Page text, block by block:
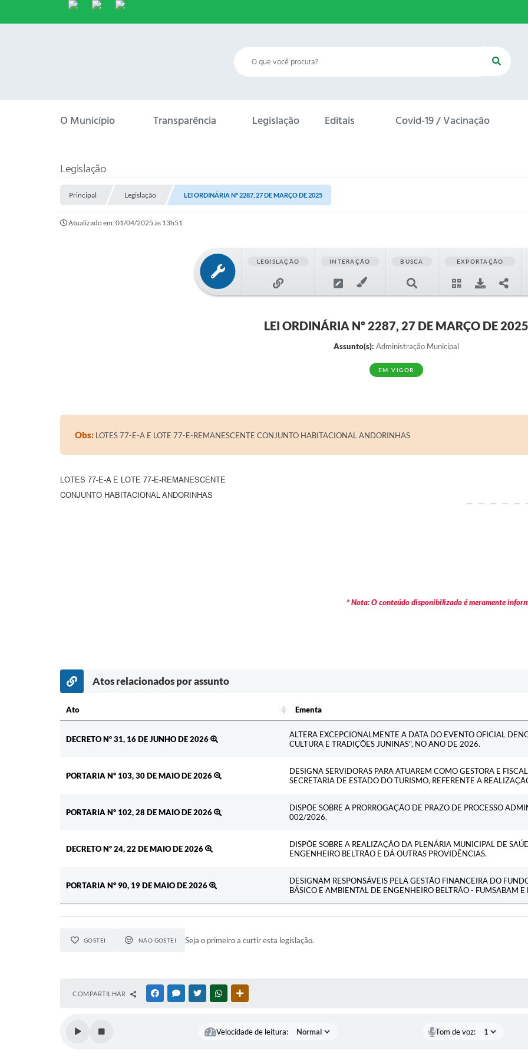
O Município Transparência Legislação Editais Covid-19 / Vacinação
Legislação
Principal Legislação LEI ORDINÁRIA Nº 2287, 27 DE MARÇO DE 2025
Atualizado em: 01/04/2025 às 13h51
LEGISLAÇÃO INTERAÇÃO BUSCA EXPORTAÇÃO
LEI ORDINÁRIA Nº 2287, 27 DE MARÇO DE 2025
Assunto(s): Administração Municipal
EM VIGOR
Obs: LOTES 77-E-A E LOTE 77-E-REMANESCENTE CONJUNTO HABITACIONAL ANDORINHAS
LOTES 77-E-A E LOTE 77-E-REMANESCENTE
CONJUNTO HABITACIONAL ANDORINHAS
* Nota: O conteúdo disponibilizado é meramente
Atos relacionados por assunto
Ato Ementa
DECRETO Nº 31, 16 DE JUNHO DE 2026
ALTERA EXCEPCIONALMENTE A DATA DO EVENTO OFICIAL
CULTURA E TRADIÇÕES JUNINAS", NO ANO DE 2026.
PORTARIA Nº 103, 30 DE MAIO DE 2026
DESIGNA SERVIDORAS PARA ATUAREM COMO GESTORA E
SECRETARIA DE ESTADO DO TURISMO, REFERENTE A
PORTARIA Nº 102, 28 DE MAIO DE 2026
DISPÕE SOBRE A PRORROGAÇÃO DE PRAZO DE PROCESSO
002/2026.
DECRETO Nº 24, 22 DE MAIO DE 2026
DISPÕE SOBRE A REALIZAÇÃO DA PLENÁRIA MUNICIPAL DE
ENGENHEIRO BELTRÃO E DÁ OUTRAS PROVIDÊNCIAS.
PORTARIA Nº 90, 19 DE MAIO DE 2026
DESIGNAM RESPONSÁVEIS PELA GESTÃO FINANCEIRA DO
BÁSICO E AMBIENTAL DE ENGENHEIRO BELTRÃO - FUMSABAM
GOSTEI NÃO GOSTEI Seja o primeiro a curtir esta legislação.
COMPARTILHAR FACEBOOKMESSENGER
TWITTERWHATSAPP
Velocidade de leitura: Tom de voz: